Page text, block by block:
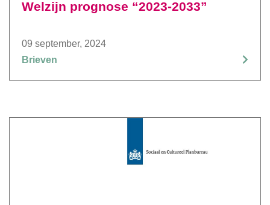
Welzijn prognose “2023-2033”
09 september, 2024
Brieven